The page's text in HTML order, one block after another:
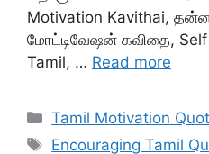
Motivation Kavithai,
மோட்டிவேஷன் கவிதை, Self
Tamil, … Read more
Categories
Tamil Motivation
Tags
Encouraging Tamil